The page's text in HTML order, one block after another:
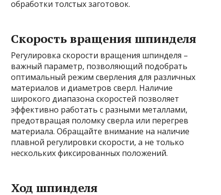
обработки толстых заготовок.
Скорость вращения шпинделя
Регулировка скорости вращения шпинделя –
важный параметр, позволяющий подобрать
оптимальный режим сверления для различных
материалов и диаметров сверл. Наличие
широкого диапазона скоростей позволяет
эффективно работать с разными металлами,
предотвращая поломку сверла или перегрев
материала. Обращайте внимание на наличие
плавной регулировки скорости, а не только
нескольких фиксированных положений.
Ход шпинделя